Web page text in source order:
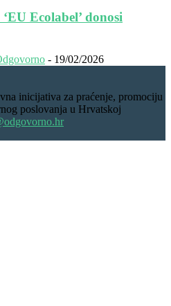
Ecolabel’ donosi
- 19/02/2026
inicijativa za praćenje, promociju
poslovanja u Hrvatskoj